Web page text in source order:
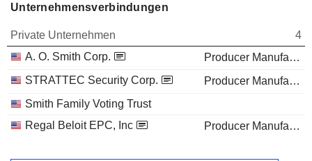
Unternehmensverbindungen
Private Unternehmen
4
A. O. Smith Corp.
Producer Manufacturing
STRATTEC Security Corp.
Producer Manufacturing
Smith Family Voting Trust
Regal Beloit EPC, Inc
Producer Manufacturing